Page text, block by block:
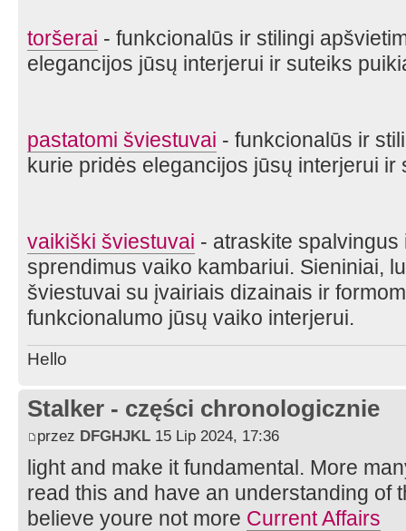
toršerai - funkcionalūs ir stilingi
elegancijos jūsų interjerui ir suteiks
pastatomi šviestuvai - funkcionalūs ir
kurie pridės elegancijos jūsų interjerui ir
vaikiški šviestuvai - atraskite
sprendimus vaiko kambariui. Sieniniai,
šviestuvai su įvairiais dizainais ir
funkcionalumo jūsų vaiko interjerui.
Hello
Stalker - części chronologicznie
przez DFGHJKL 15 Lip 2024, 17:36
light and make it fundamental. More
read this and have an understanding of
believe youre not more Current Affairs